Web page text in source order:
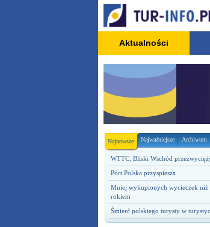
Aktualności
Najnowsze Najważniejsze Archiwum
WTTC: Bliski Wschód
Port Polska przyspiesza
Mniej wykupionych wycieczek niż
rokiem
Śmierć polskiego turysty w